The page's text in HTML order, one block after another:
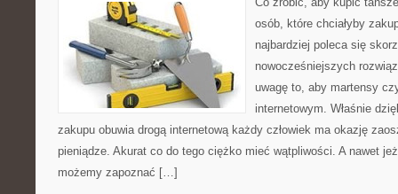
osób, które chciałyby
najbardziej poleca się
nowocześniejszych
uwagę to, aby martensy
internetowym. Właśnie
zakupu obuwia drogą internetową każdy człowiek ma okazję
pieniądze. Akurat co do tego ciężko mieć wątpliwości. A nawet
możemy zapoznać […]